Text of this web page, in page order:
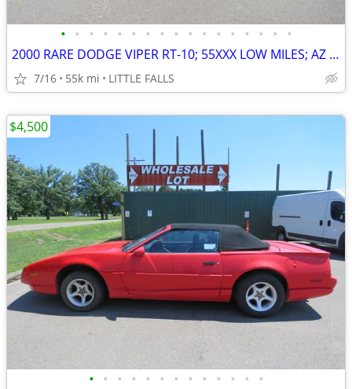
• • • • • • • • • • • • • • • • •
2000 RARE DODGE VIPER RT-10; 55XXX LOW MILES; AZ CAR , PRISTINE
7/16 55k mi LITTLE FALLS
• • • • • • • • • • • • •
$4,500